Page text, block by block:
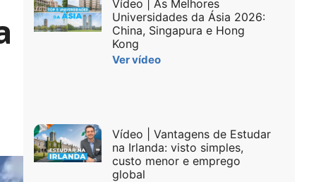
Vídeo | As Melhores
Universidades da Ásia 2026:
China, Singapura e Hong
Kong
Ver vídeo
Vídeo | Vantagens de Estudar
na Irlanda: visto simples,
custo menor e emprego
global